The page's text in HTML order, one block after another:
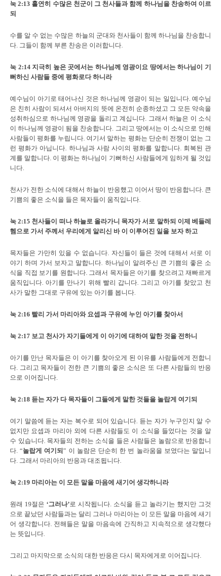
눅2:13 홀연히 수많은 천군이 그 천사들과 함께 하나님을 찬송하여 이르
되
수를 알 수 없는 수많은 하늘의 군대와 천사들이 함께 하나님을 찬송합니
다. 그들이 함께 부른 찬송은 이러합니다.
눅 2:14 지극히 높은 곳에서는 하나님께 영광이요 땅에서는 하나님이 기
뻐하신 사람들 중에 평화로다 하니라
예수님이 아기로 태어나신 것은 하나님께 영광이 되는 일입니다. 예수님
은 친히 사람이 되셔서 아버지의 뜻에 온전히 순종하셨고 그 모든 약속을
성취하심으로 하나님께 영광을 돌리고 계십니다. 그래서 하늘은 이 소식
이 하나님께 영광이 됨을 찬송합니다. 그리고 땅에서는 이 소식으로 인해
사람들이 평화를 누립니다. 여기서 말하는 평화는 단순히 전쟁이 없는 그
런 평화가 아닙니다. 하나님과 사람 사이의 평화를 말합니다. 회복된 관
계를 말합니다. 이 평화는 하나님이 기뻐하신 사람들에게 임하게 될 것입
니다.
천사가 전한 소식에 대해서 하늘이 반응했고 이어서 땅이 반응합니다. 큰
기쁨의 좋은 소식을 들은 목자들이 움직입니다.
눅2:15 천사들이 떠나 하늘로 올라가니 목자가 서로 말하되 이제 베들레
헴으로 가서 주께서 우리에게 알리신 바 이 이루어진 일을 보자 하고
목자들은 가만히 있을 수 없습니다. 자신들이 들은 것에 대해서 서로 이
야기 하며 가서 보자고 말합니다. 하나님이 알려주신 큰 기쁨의 좋은 소
식을 직접 보기를 원합니다. 그래서 목자들은 아기를 찾으려고 재빠르게
움직입니다. 아기를 만나기 위해 빨리 갑니다. 그리고 아기를 찾았고 천
사가 말한 그대로 구유에 있는 아기를 봅니다.
눅 2:16 빨리 가서 마리아와 요셉과 구유에 누인 아기를 찾아서
눅 2:17 보고 천사가 자기들에게 이 아기에 대하여 말한 것을 전하니
아기를 만난 목자들은 이 아기를 찾아오게 된 이유를 사람들에게 전합니
다. 그리고 목자들이 전한 큰 기쁨의 좋은 소식은 또 다른 사람들의 반응
으로 이어집니다.
눅 2:18 듣는 자가 다 목자들이 그들에게 말한 것들을 놀랍게 여기되
여기 말씀에 듣는 자는 복수로 되어 있습니다. 듣는 자가 누구인지 알 수
없지만 요셉과 마리아 외에 다른 사람들도 이 소식을 들었다는 것을 알
수 있습니다. 목자들의 전하는 소식을 들은 사람들은 놀람으로 반응합니
다. “놀랍게 여기되” 이 놀람은 단순히 한 번 놀라움을 보였다는 말입니
다. 그래서 마리아의 반응과 대조됩니다.
눅 2:19 마리아는 이 모든 말을 마음에 새기어 생각하니라
원래 19절은 ‘그러나’로 시작됩니다. 소식을 듣고 놀라기는 했지만 그것
으로 끝났던 사람들과는 달리 그러나 마리아는 이 모든 말을 마음에 새기
어 생각합니다. 전해들은 말을 마음속에 간직하고 지속적으로 생각했다
는 뜻입니다.
그리고 마지막으로 소식의 대한 반응은 다시 목자에게로 이어집니다.